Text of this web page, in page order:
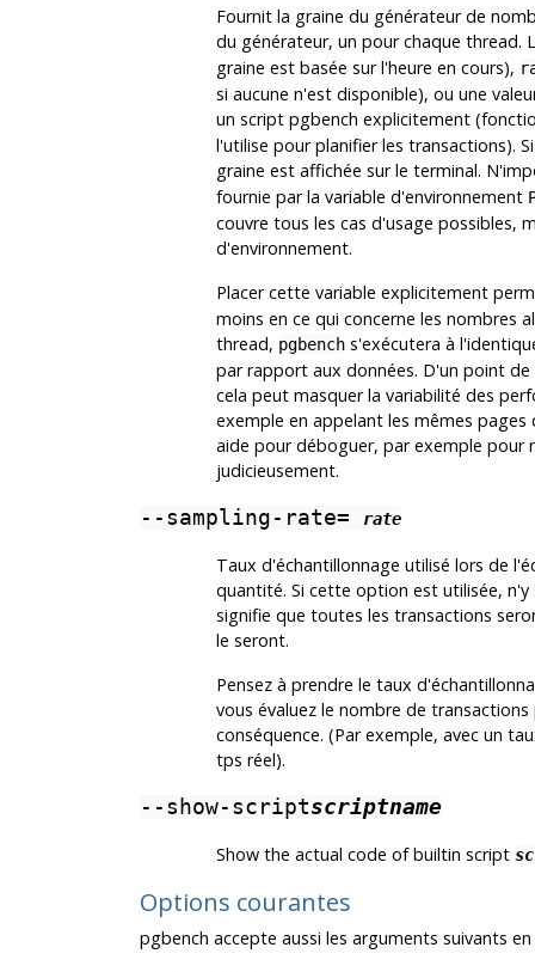
Fournit la graine du générateur de
du générateur, un pour chaque thread.
graine est basée sur l'heure en cours),
si aucune n'est disponible), ou une
un script pgbench explicitement
l'utilise pour planifier les transactions).
graine est affichée sur le terminal.
fournie par la variable d'environnement
couvre tous les cas d'usage possibles,
d'environnement.
Placer cette variable explicitement
moins en ce qui concerne les nombres
thread, pgbenchs'exécutera à
par rapport aux données. D'un point
cela peut masquer la variabilité des
exemple en appelant les mêmes
aide pour déboguer, par exemple pour
judicieusement.
--sampling-rate= rate
Taux d'échantillonnage utilisé lors de
quantité. Si cette option est utilisée,
signifie que toutes les transactions
le seront.
Pensez à prendre le taux
vous évaluez le nombre de
conséquence. (Par exemple, avec un
tps réel).
--show-scriptscriptname
Show the actual code of builtin script
Options courantes
pgbench accepte aussi les arguments suivants